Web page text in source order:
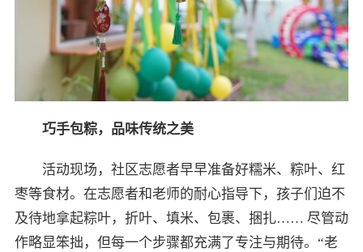
巧手包粽，品味传统之美
活动现场，社区志愿者早早准备好糯米、粽叶、红
枣等食材。在志愿者和老师的耐心指导下，孩子们迫不
及待地拿起粽叶，折叶、填米、包裹、捆扎…… 尽管动
作略显笨拙，但每一个步骤都充满了专注与期待。“老